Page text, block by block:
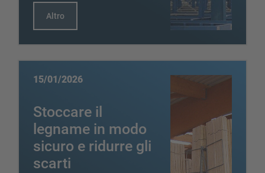
Altro
15/01/2026
Stoccare il
legname in modo
sicuro e ridurre gli
scarti
Magazzini autoportanti
Soppalchi
configuratore
Configura scaffalatura ora